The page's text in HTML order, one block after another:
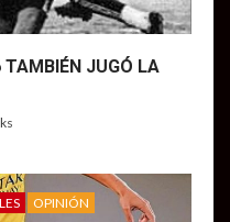
TAMBIÉN JUGÓ LA
OPINIÓN